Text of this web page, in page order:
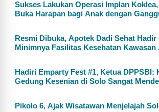
Sukses Lakukan Operasi Implan
Buka Harapan bagi Anak dengan
Resmi Dibuka, Apotek Dadi Sehat Hadir
Minimnya Fasilitas Kesehatan Kawasan
Hadiri Emparty Fest #1, Ketua DPPSBI:
Gedung Kesenian di Solo Sangat
Pikolo 6, Ajak Wisatawan Menjelajah